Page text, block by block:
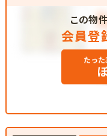
この物
会員登
たっ